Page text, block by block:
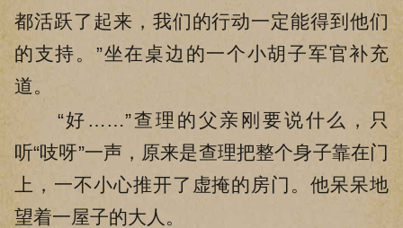
都活跃了起来，我们的行动一定能得到他们
的支持。”坐在桌边的一个小胡子军官补充
道。
“好……”查理的父亲刚要说什么，只
听“吱呀”一声，原来是查理把整个身子靠在门
上，一不小心推开了虚掩的房门。他呆呆地
望着一屋子的大人。